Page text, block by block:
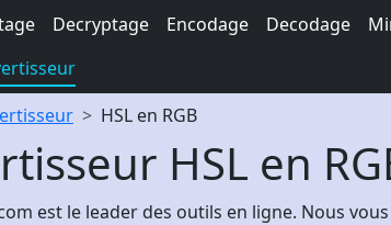
Decryptage Encodage Decodage
HSL en RGB
HSL en
est le leader des outils en ligne. Nous